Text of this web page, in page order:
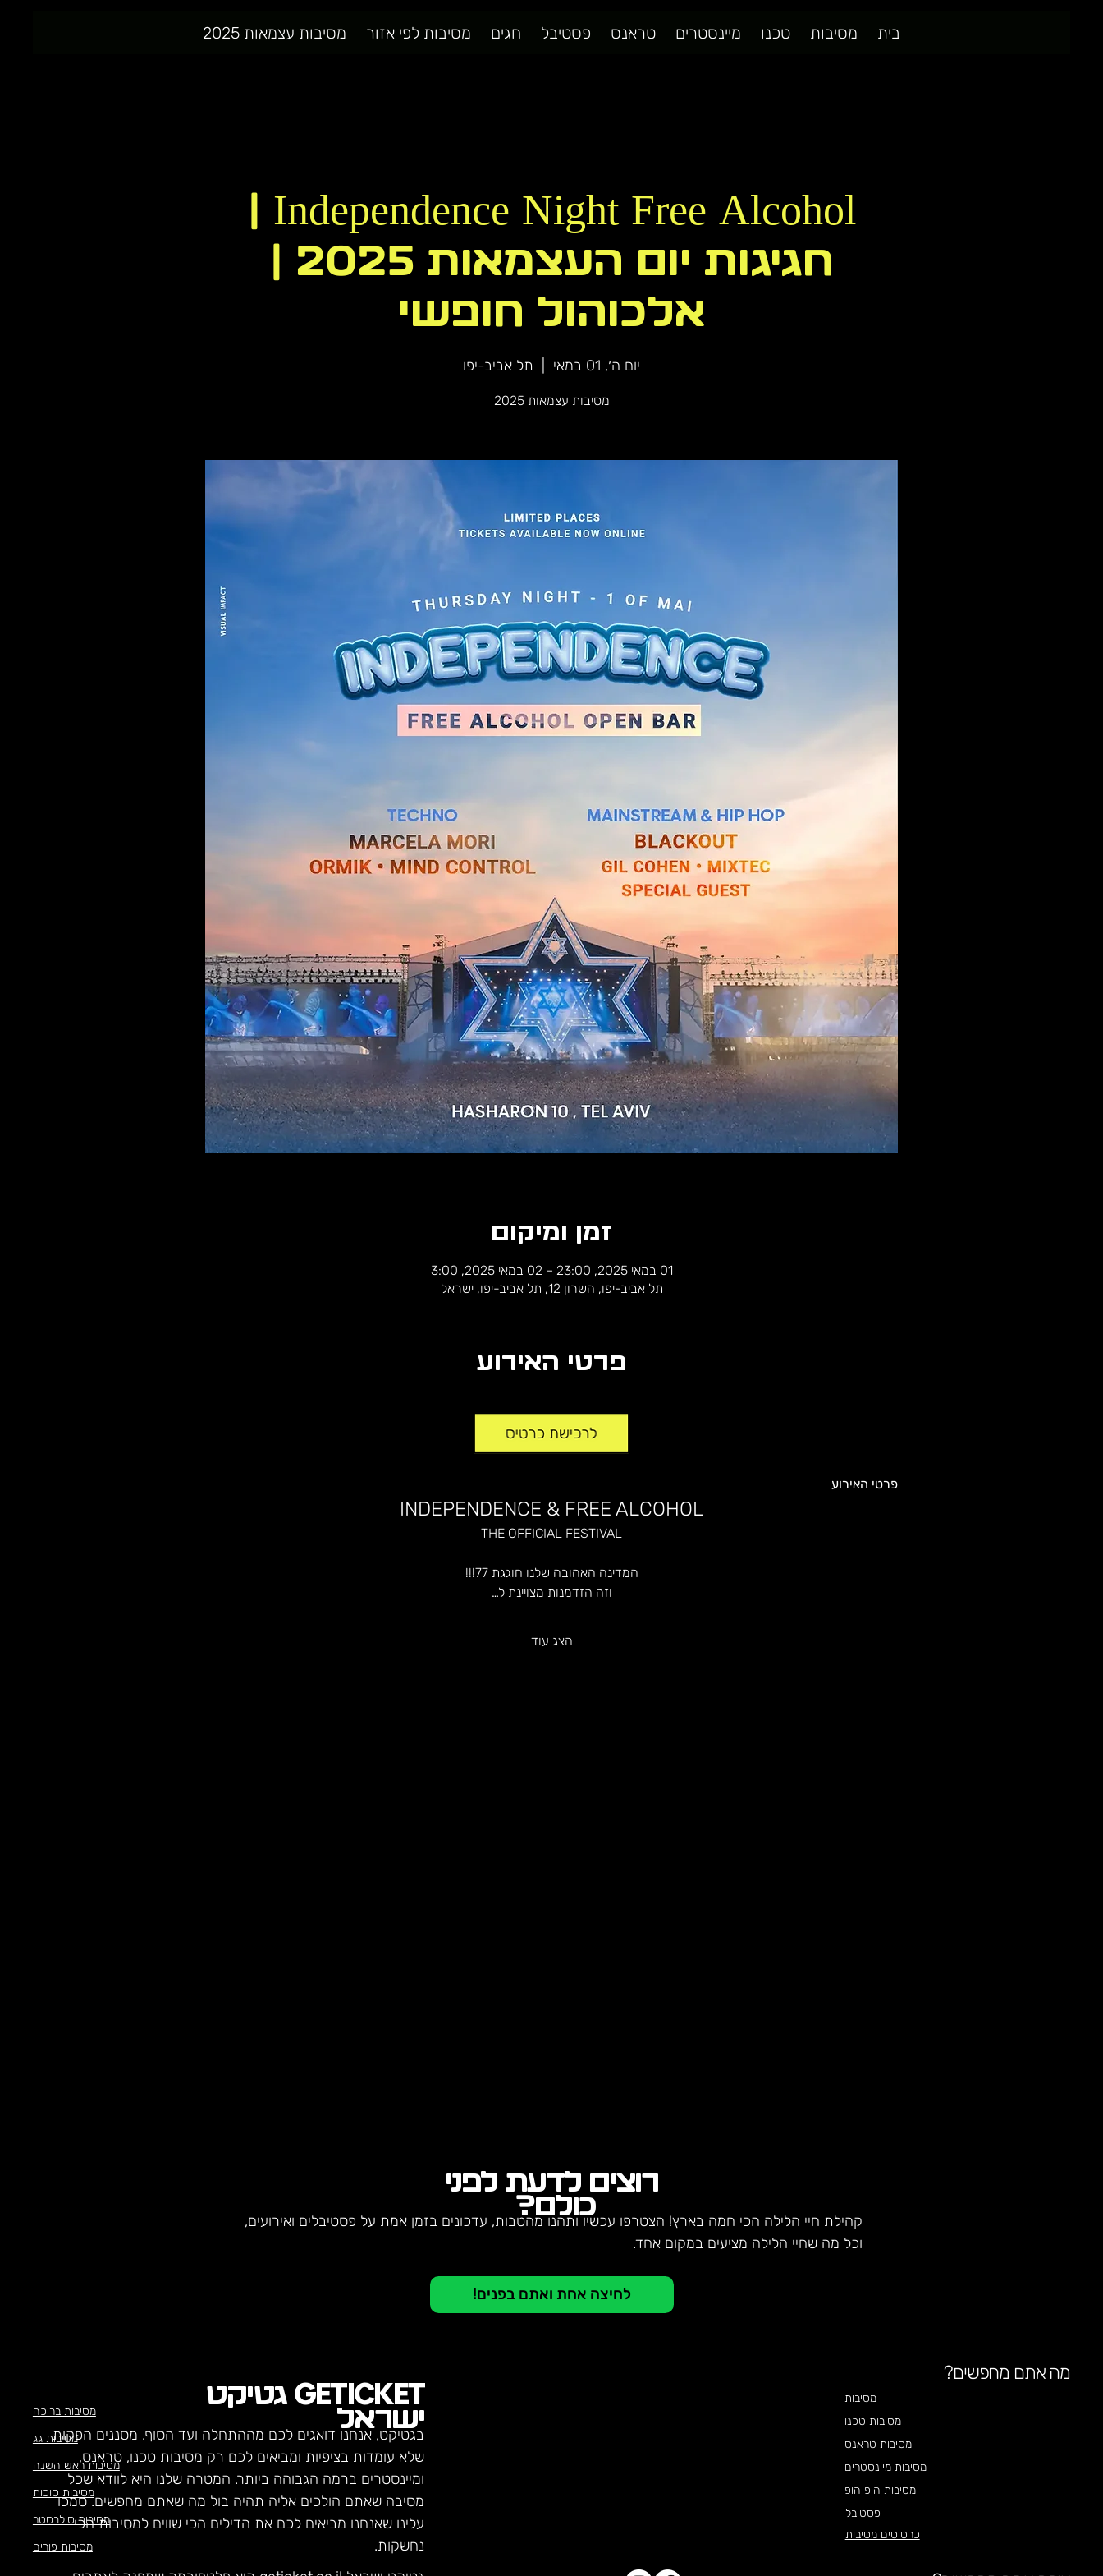
בית מסיבות טכנו מיינסטרים טראנס פסטיבל חגים מסיבות לפי אזור מסיבות עצמאות 2025
אלכוהול חופשי
יום ה׳, 01 במאי תל אביב-יפו
מסיבות עצמאות 2025
זמן ומיקום
01 במאי 2025, 23:00 – 02 במאי 2025, 3:00
תל אביב-יפו, השרון 12, תל אביב-יפו, ישראל
פרטי האירוע
פרטי האירוע
INDEPENDENCE & FREE ALCOHOL
THE OFFICIAL FESTIVAL
המדינה האהובה שלנו חוגגת 77!!!
וזה הזדמנות מצויינת ל…
הצג עוד
רוצים לדעת לפני
כולם?
קהילת חיי הלילה הכי חמה בארץ! הצטרפו עכשיו ותהנו מהטבות, עדכונים בזמן אמת על פסטיבלים ואירועים,
וכל מה שחיי הלילה מציעים במקום אחד.
לחיצה אחת ואתם בפנים!
מסיבות בריכה
מסיבות גג
מסיבות ראש השנה
מסיבות סוכות
מסיבות סילבסטר
מסיבות פורים
GETICKET גטיקט
ישראל
בגטיקט, אנחנו דואגים לכם מההתחלה ועד הסוף. מסננים הפקות
שלא עומדות בציפיות ומביאים לכם רק מסיבות טכנו, טראנס,
ומיינסטרים ברמה הגבוהה ביותר. המטרה שלנו היא לוודא שכל
מסיבה שאתם הולכים אליה תהיה בול מה שאתם מחפשים. סמכו
עלינו שאנחנו מביאים לכם את הדילים הכי שווים למסיבות הכי
נחשקות.
מה אתם מחפשים?
מסיבות
מסיבות טכנו
מסיבות טראנס
מסיבות מיינסטרים
מסיבות היפ הופ
פסטיבל
כרטיסים מסיבות